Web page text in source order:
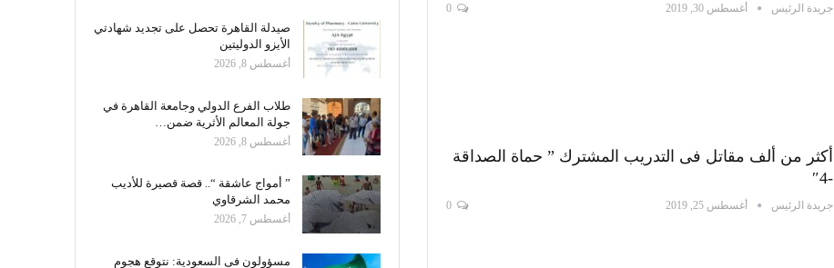
جريدة الرئيس أغسطس 30, 2019
أكثر من ألف مقاتل فى التدريب المشترك ” حماة الصداقة
-4″
جريدة الرئيس أغسطس 25, 2019
صيدلة القاهرة تحصل على تجديد شهادتي
الأيزو الدوليتين
أغسطس 8, 2026
طلاب الفرع الدولي وجامعة القاهرة في
جولة المعالم الأثرية ضمن…
أغسطس 8, 2026
” أمواج عاشقة “.. قصة قصيرة للأديب
محمد الشرقاوي
أغسطس 7, 2026
مسؤولون فى السعودية: نتوقع هجوم